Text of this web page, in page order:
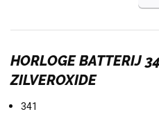
HORLOGE BATTERIJ
ZILVEROXIDE
341